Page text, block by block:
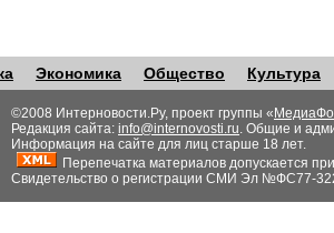
Экономика Общество Культура
©2008 Интерновости.Ру, проект группы «
Редакция сайта: info@internovosti.ru. Общие и
Информация на сайте для лиц старше 18 лет.
Перепечатка материалов допускается
Свидетельство о регистрации СМИ Эл №ФС77-